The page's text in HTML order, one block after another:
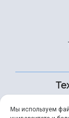
Мы используем